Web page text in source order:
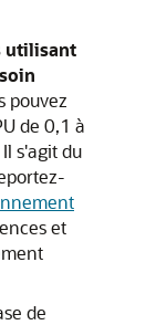
utilisant
pouvez
de 0,1 à
s'agit du
et
de